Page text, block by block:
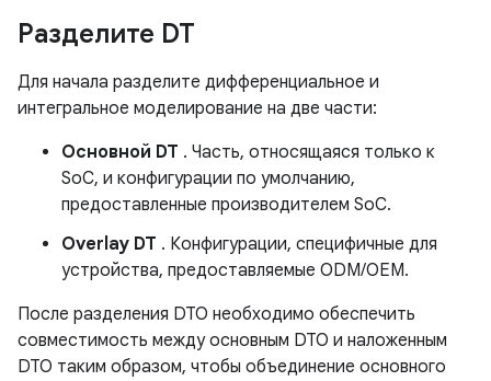
Разделите DT
Для начала разделите дифференциальное и
интегральное моделирование на две части:
Основной DT . Часть, относящаяся только к
SoC, и конфигурации по умолчанию,
предоставленные производителем SoC.
Overlay DT . Конфигурации, специфичные для
устройства, предоставляемые ODM/OEM.
После разделения DTO необходимо обеспечить
совместимость между основным DTO и наложенным
DTO таким образом, чтобы объединение основного